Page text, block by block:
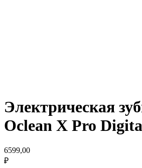
Электрическая
Oclean X Pro
6599,00
₽